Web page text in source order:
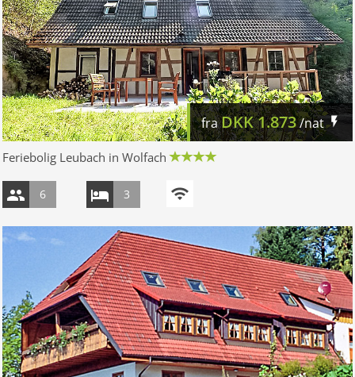
fraDKK1.873/nat
Feriebolig Leubach in Wolfach
6 3